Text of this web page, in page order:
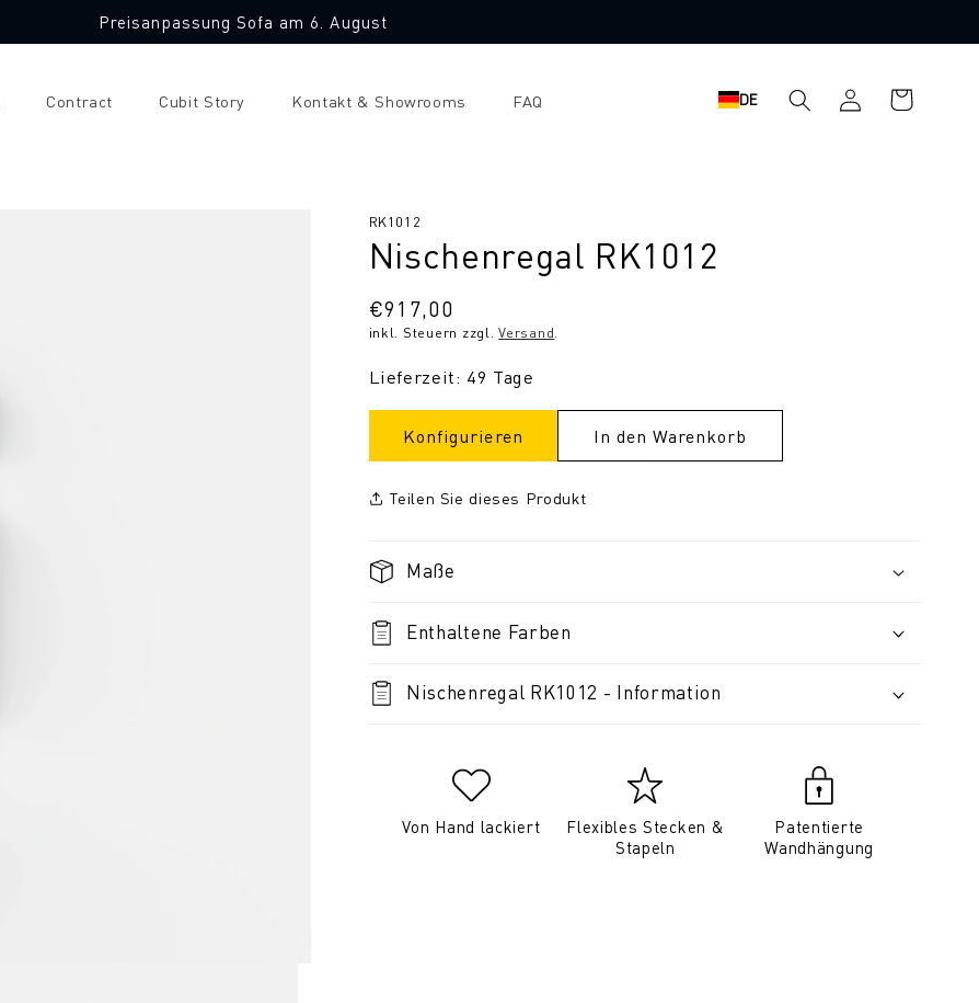
Preisanpassung Sofa am 6. August
Contract Cubit Story Kontakt & Showrooms FAQ DE EinloggenWarenkorb
SKU:
RK1012
Nischenregal RK1012
Normaler
Preis
€917,00
inkl. Steuern zzgl.Versand.
Lieferzeit: 49 Tage
Konfigurieren In den Warenkorb
Teilen Sie dieses Produkt
Maße
Enthaltene Farben
Nischenregal RK1012 - Information
Von Hand lackiert
Flexibles Stecken &
Stapeln
Patentierte
Wandhängung